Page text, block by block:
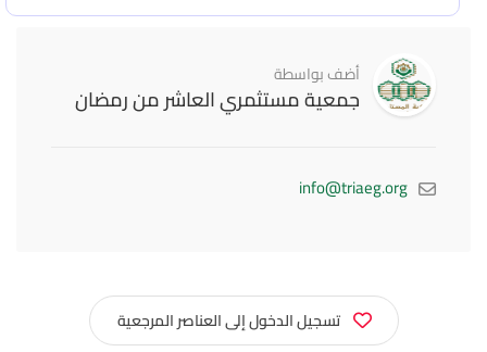
أضف بواسطة
جمعية مستثمري العاشر من رمضان
info@triaeg.org
تسجيل الدخول إلى العناصر المرجعية